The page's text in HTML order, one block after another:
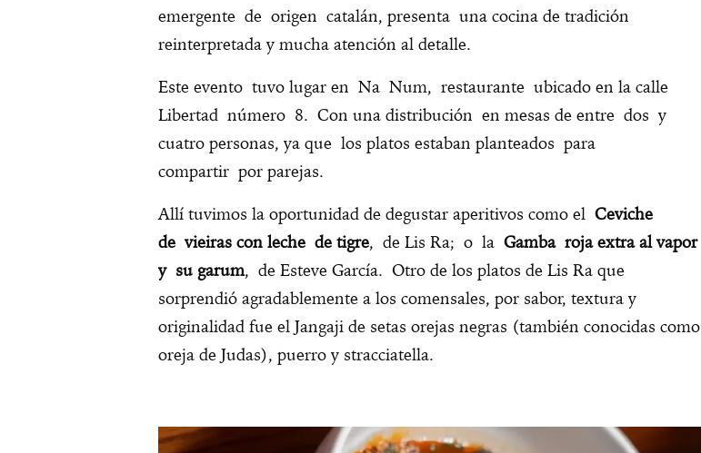
emergente de origen catalán, presenta una cocina de tradición
reinterpretada y mucha atención al detalle.
Este evento tuvo lugar en Na Num, restaurante ubicado en la calle
Libertad número 8. Con una distribución en mesas de entre dos y
cuatro personas, ya que los platos estaban planteados para
compartir por parejas.
Allí tuvimos la oportunidad de degustar aperitivos como el Ceviche
de vieiras con leche de tigre, de Lis Ra; o la Gamba roja extra al vapor
y su garum, de Esteve García. Otro de los platos de Lis Ra que
sorprendió agradablemente a los comensales, por sabor, textura y
originalidad fue el Jangaji de setas orejas negras (también conocidas como
oreja de Judas), puerro y stracciatella.